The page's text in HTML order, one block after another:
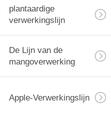
plantaardige
verwerkingslijn
De Lijn van de
mangoverwerking
Apple-Verwerkingslijn